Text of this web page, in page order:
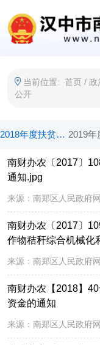
当前位置: 首页 / 政
公开
2018年度扶贫资金公开
2022年度涉农整合资金公开
2026年度财政常态化帮扶资金公开
部门预算公开
2021年财政资金直达基层
南财办农〔2017〕
通知.jpg
来源： 南郑区人民政府
南财办农〔2017〕
作物秸秆综合机械化
来源： 南郑区人民政府
南财办农【2018】
资金的通知
来源： 南郑区人民政府